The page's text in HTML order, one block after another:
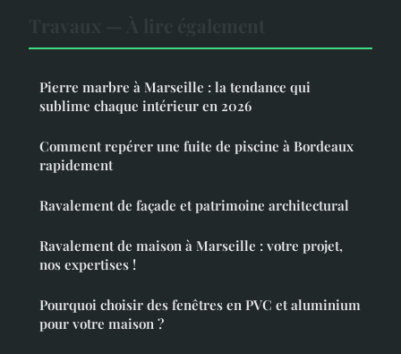
Pierre marbre à Marseille : la tendance qui
sublime chaque intérieur en 2026
Comment repérer une fuite de piscine à Bordeaux
rapidement
Ravalement de façade et patrimoine architectural
Ravalement de maison à Marseille : votre projet,
nos expertises !
Pourquoi choisir des fenêtres en PVC et aluminium
pour votre maison ?